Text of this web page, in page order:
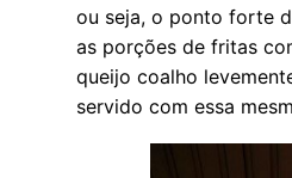
ou seja, o ponto forte
as porções de fritas
queijo coalho
servido com essa